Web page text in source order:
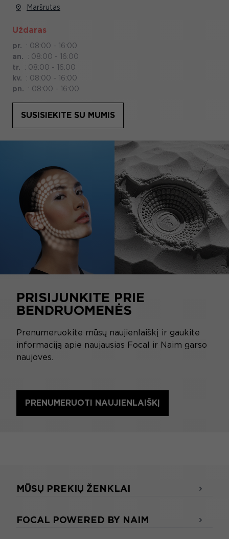
Maršrutas
Uždaras
pr. : 08:00 - 16:00
an.
: 08:00 - 16:00
tr.
: 08:00 - 16:00
kv.
: 08:00 - 16:00
pn.
: 08:00 - 16:00
SUSISIEKITE SU MUMIS
PRISIJUNKITE PRIE
BENDRUOMENĖS
Prenumeruokite mūsų naujienlaiškį ir gaukite
informaciją apie naujausias Focal ir Naim garso
naujoves.
PRENUMERUOTI NAUJIENLAIŠKĮ
MŪSŲ PREKIŲ ŽENKLAI
FOCAL POWERED BY NAIM